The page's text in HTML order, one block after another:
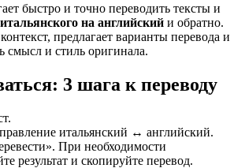
быстро и точно переводить тексты и
на английский и обратно.
предлагает варианты перевода и
смысл и стиль оригинала.
3 шага к переводу
итальянский ↔ английский.
При необходимости
результат и скопируйте перевод.